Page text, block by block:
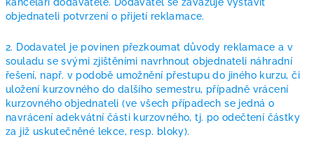
objednateli potvrzení o přijetí reklamace.
2. Dodavatel je povinen přezkoumat důvody reklamace a v
souladu se svými zjištěními navrhnout objednateli náhradní
řešení, např. v podobě umožnění přestupu do jiného kurzu, či
uložení kurzovného do dalšího semestru, případně vrácení
kurzovného objednateli (ve všech případech se jedná o
navrácení adekvátní části kurzovného, tj. po odečtení částky
za již uskutečněné lekce, resp. bloky).